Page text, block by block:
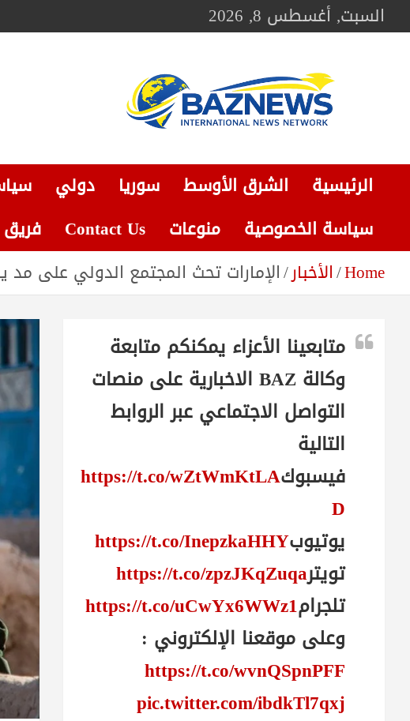
Skip
to السبت, أغسطس 8, 2026
شبكة باز الإخبارية
الرئيسية الشرق الأوسط سوريا دولي
سياسة الخصوصية
منوعات Contact Us فريق
Home الأخبار الإمارات تحث المجتمع الدولي على مد
متابعينا الأعزاء يمكنكم متابعة
وكالة BAZ الاخبارية على منصات
التواصل الاجتماعي عبر الروابط
التالية
فيسبوكhttps://t.co/wZtWmKtLA
D
يوتيوبhttps://t.co/InepzkaHHY
تويترhttps://t.co/zpzJKqZuqa
تلجرامhttps://t.co/uCwYx6WWz1
وعلى موقعنا الإلكتروني :
https://t.co/wvnQSpnPFF
pic.twitter.com/ibdkTl7qxj